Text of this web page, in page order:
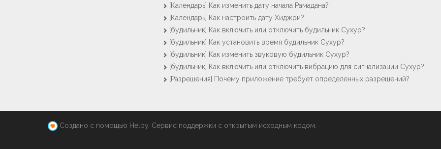
[Календарь] Как изменить дату начала Рамадана?
[Календарь] Как настроить дату Хиджри?
[будильник] Как включить или отключить будильник Сухур?
[будильник] Как установить время будильник Сухур?
[будильник] Как изменить звуковую будильник Сухур?
[будильник] Как включить или отключить вибрацию для сигнализации Сухур?
[Разрешения] Почему приложение требует определенных разрешений?
Создано с помощью Helpy. Сервис поддержки с открытым исходным кодом.